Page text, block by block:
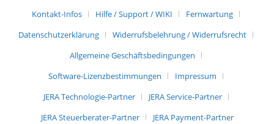
Kontakt-Infos
Hilfe / Support / WIKI
Fernwartung
Datenschutzerklärung
Widerrufsbelehrung / Widerrufsrecht
Allgemeine Geschäftsbedingungen
Software-Lizenzbestimmungen
Impressum
JERA Technologie-Partner
JERA Service-Partner
JERA Steuerberater-Partner
JERA Payment-Partner